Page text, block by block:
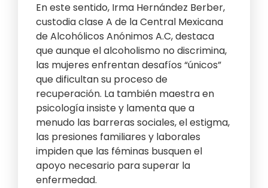
En este sentido, Irma Hernández Berber,
custodia clase A de la Central Mexicana
de Alcohólicos Anónimos A.C, destaca
que aunque el alcoholismo no discrimina,
las mujeres enfrentan desafíos “únicos”
que dificultan su proceso de
recuperación. La también maestra en
psicología insiste y lamenta que a
menudo las barreras sociales, el estigma,
las presiones familiares y laborales
impiden que las féminas busquen el
apoyo necesario para superar la
enfermedad.